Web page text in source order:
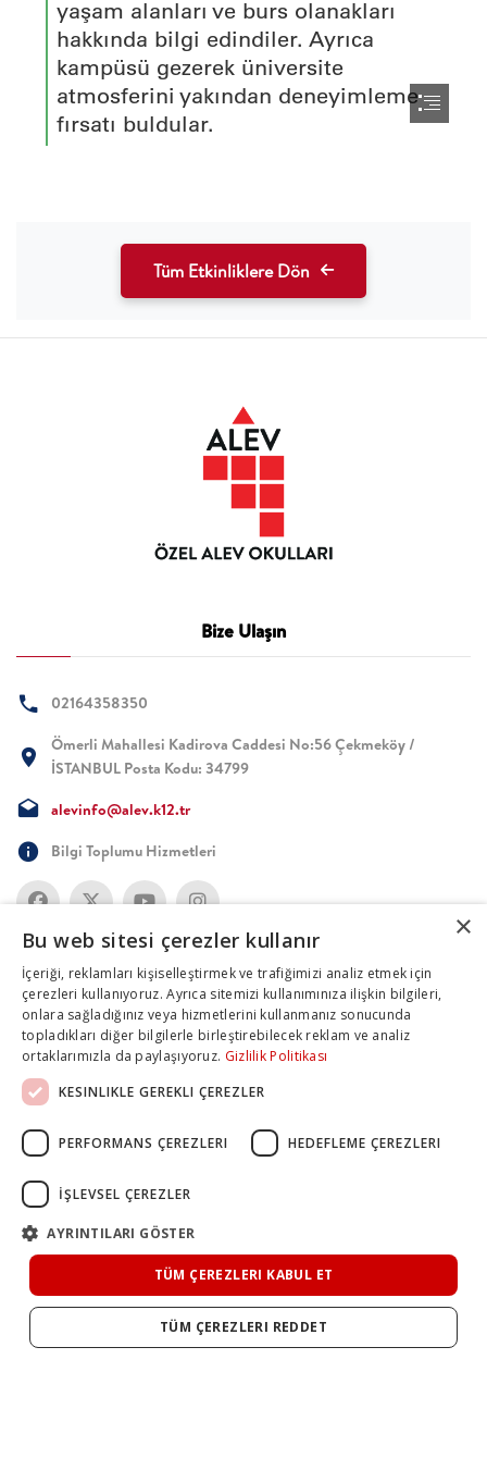
Tüm Etkinliklere Dön
Bize Ulaşın
02164358350
Ömerli Mahallesi Kadirova Caddesi No:56 Çekmeköy /
İSTANBUL Posta Kodu: 34799
alevinfo@alev.k12.tr
Bilgi Toplumu Hizmetleri
×
Bu web sitesi çerezler kullanır
İçeriği, reklamları kişiselleştirmek ve trafiğimizi analiz etmek için
çerezleri kullanıyoruz. Ayrıca sitemizi kullanımınıza ilişkin bilgileri,
onlara sağladığınız veya hizmetlerini kullanmanız sonucunda
topladıkları diğer bilgilerle birleştirebilecek reklam ve analiz
ortaklarımızla da paylaşıyoruz. Gizlilik Politikası
KESINLIKLE GEREKLI ÇEREZLER
PERFORMANS ÇEREZLERI HEDEFLEME ÇEREZLERI
İŞLEVSEL ÇEREZLER
AYRINTILARI GÖSTER
TÜM ÇEREZLERI KABUL ET
TÜM ÇEREZLERI REDDET